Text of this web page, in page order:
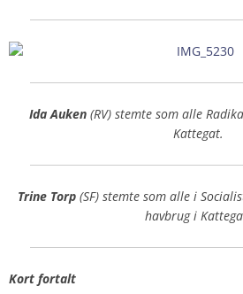
Ida Auken (RV) stemte som alle
Kattegat.
Trine Torp(SF) stemte som alle i
havbrug i
Kort fortalt